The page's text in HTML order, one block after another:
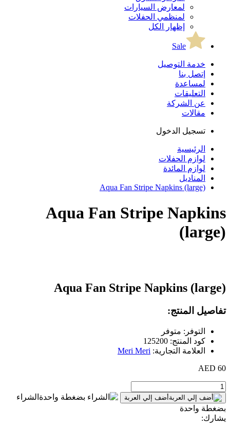
لمعارض السيارات
لمنظمي الحفلات
إظهار الكل
Sale
خدمة التوصيل
إتصل بنا
لمساعدة
التعليقات
عن الشركة
مقالات
تسجيل الدخول
الرئيسية
لوازم الحفلات
لوازم المائدة
المناديل
Aqua Fan Stripe Napkins (large)
Aqua Fan Stripe Napkins
(large)
Aqua Fan Stripe Napkins (large)
تفاصيل المنتج:
التوفر: متوفر
كود المنتج: 125200
العلامة التجارية: Meri Meri
60 AED
أضف إلي العربة
الشراء
بضغطة واحدة
يشارك: